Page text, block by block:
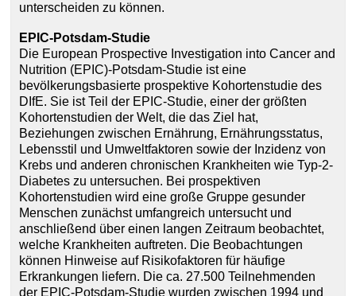
unterscheiden zu können.
EPIC-Potsdam-Studie
Die European Prospective Investigation into Cancer and
Nutrition (EPIC)-Potsdam-Studie ist eine
bevölkerungsbasierte prospektive Kohortenstudie des
DIfE. Sie ist Teil der EPIC-Studie, einer der größten
Kohortenstudien der Welt, die das Ziel hat,
Beziehungen zwischen Ernährung, Ernährungsstatus,
Lebensstil und Umweltfaktoren sowie der Inzidenz von
Krebs und anderen chronischen Krankheiten wie Typ-2-
Diabetes zu untersuchen. Bei prospektiven
Kohortenstudien wird eine große Gruppe gesunder
Menschen zunächst umfangreich untersucht und
anschließend über einen langen Zeitraum beobachtet,
welche Krankheiten auftreten. Die Beobachtungen
können Hinweise auf Risikofaktoren für häufige
Erkrankungen liefern. Die ca. 27.500 Teilnehmenden
der EPIC-Potsdam-Studie wurden zwischen 1994 und